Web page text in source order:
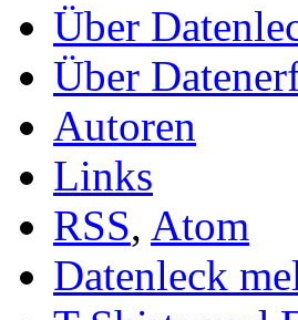
Über
Über
Autoren
Links
RSS, Atom
Datenleck